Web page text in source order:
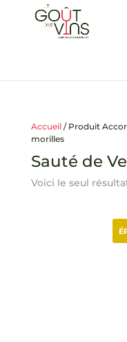
Accueil/ Produit
morilles
Sauté de
Voici le seul